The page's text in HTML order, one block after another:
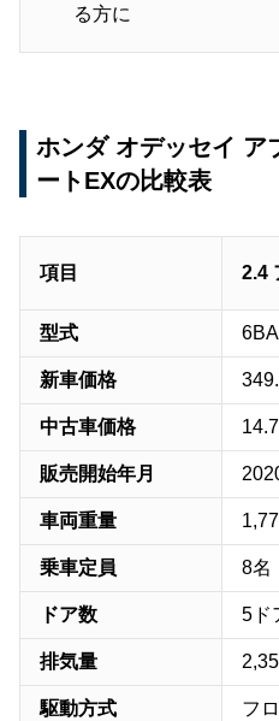
る方に
ホンダ オデッセイ ア
ートEXの比較表
項目 2.4
型式
新車価格
中古車価格
販売開始年月
車両重量
乗車定員 8名
ドア数 5ド
排気量
駆動方式 フ